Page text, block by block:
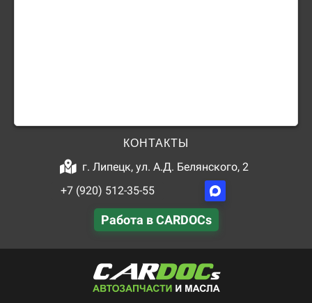
КОНТАКТЫ
г. Липецк, ул. А.Д. Белянского, 2
+7 (920) 512-35-55
Работа в CARDOCs